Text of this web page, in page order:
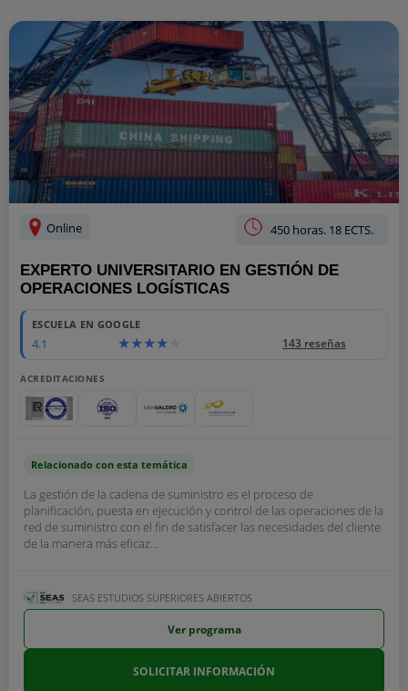
Online 450 horas. 18 ECTS.
EXPERTO UNIVERSITARIO EN GESTIÓN DE
OPERACIONES LOGÍSTICAS
ESCUELA EN GOOGLE
4.1 143 reseñas
ACREDITACIONES
Relacionado con esta temática
La gestión de la cadena de suministro es el proceso de
planificación, puesta en ejecución y control de las operaciones de la
red de suministro con el fin de satisfacer las necesidades del cliente
de la manera más eficaz...
SEAS ESTUDIOS SUPERIORES ABIERTOS
Ver programa
SOLICITAR INFORMACIÓN